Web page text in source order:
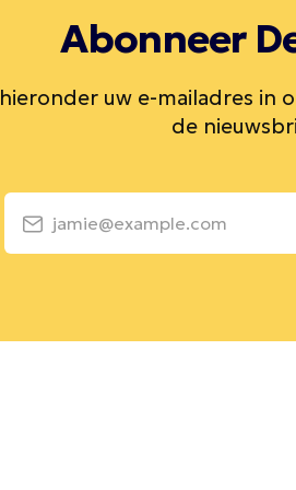
Abonneer
uw e-mailadres in
de
jamie@example.com